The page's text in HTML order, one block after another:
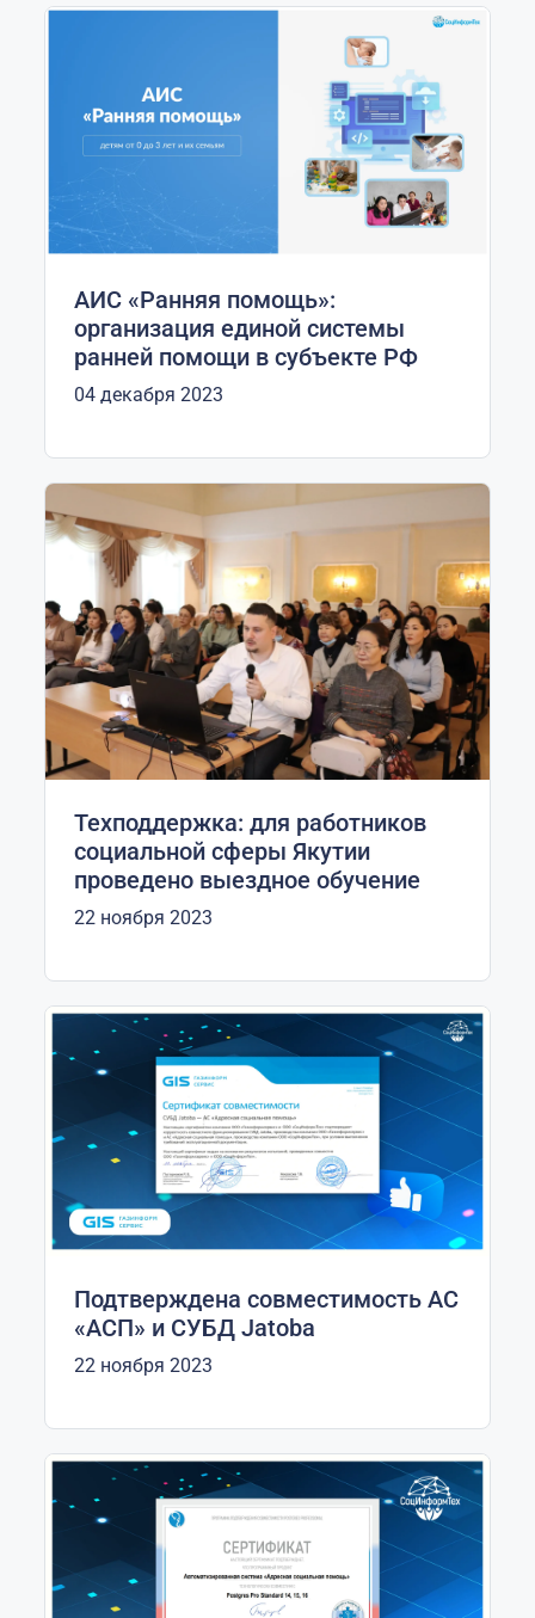
АИС «Ранняя помощь»:
организация единой системы
ранней помощи в субъекте РФ
04 декабря 2023
Техподдержка: для работников
социальной сферы Якутии
проведено выездное обучение
22 ноября 2023
Подтверждена совместимость АС
«АСП» и СУБД Jatoba
22 ноября 2023